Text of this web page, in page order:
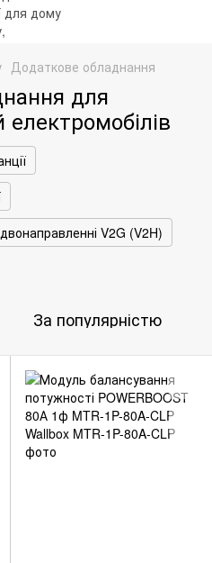
Додаткове обладнання
для
V2G (V2H)
За популярністю